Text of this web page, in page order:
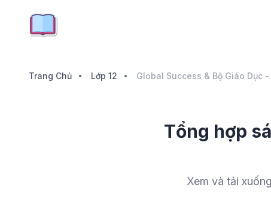
Trang Chủ Lớp 12 Global Success & Bộ Giáo Dục
Tổng hợp
Xem và tải